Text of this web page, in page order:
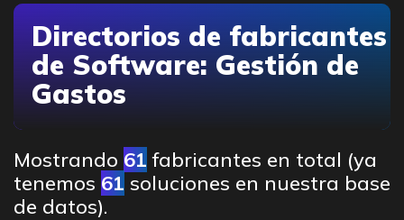
Directorios de fabricantes
de Software: Gestión de
Gastos
Mostrando 61 fabricantes en total (ya
tenemos 61 soluciones en nuestra base
de datos).